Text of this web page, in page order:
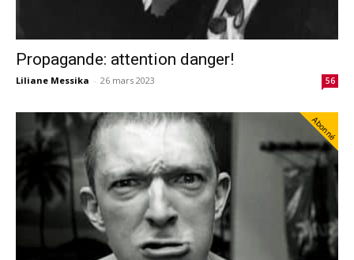
Propagande: attention danger!
Liliane Messika - 26 mars 2023 56
Abonné